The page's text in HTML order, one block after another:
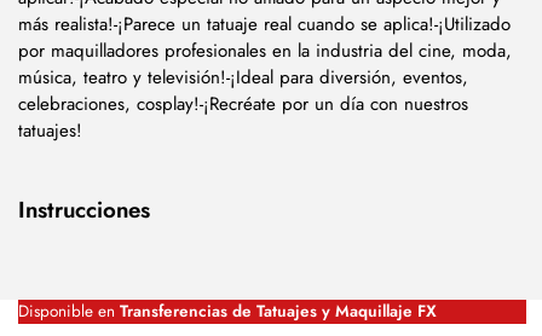
más realista!-¡Parece un tatuaje real cuando se aplica!-¡Utilizado
por maquilladores profesionales en la industria del cine, moda,
música, teatro y televisión!-¡Ideal para diversión, eventos,
celebraciones, cosplay!-¡Recréate por un día con nuestros
tatuajes!
Instrucciones
Disponible en Transferencias de Tatuajes y Maquillaje FX